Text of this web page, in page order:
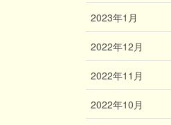
2023年1月
2022年12月
2022年11月
2022年10月